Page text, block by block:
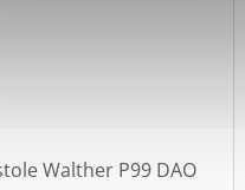
Walther P99 DAO